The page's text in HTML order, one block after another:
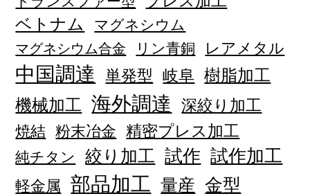
ベトナム
マグネシウム
マグネシウム合金 リン青銅 レアメタル
中国調達 単発型 岐阜 樹脂加工
機械加工 海外調達 深絞り加工
焼結 粉末冶金 精密プレス加工
純チタン 絞り加工 試作 試作加工
軽金属 部品加工 量産 金型